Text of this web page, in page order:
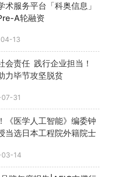
术服务平台「科奥信息」
A轮融资
13
会责任 践行企业担当！
力毕节攻坚脱贫
31
《医学人工智能》编委钟
当选日本工程院外籍院士
14